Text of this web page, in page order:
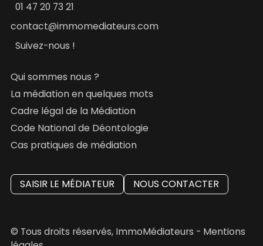
01 47 20 73 21
contact@immomediateurs.com
Suivez-nous !
Qui sommes nous ?
La médiation en quelques mots
Cadre légal de la Médiation
Code National de Déontologie
Cas pratiques de médiation
SAISIR LE MÉDIATEUR NOUS CONTACTER
© Tous droits réservés, ImmoMédiateurs - Mentions